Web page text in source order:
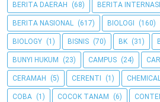
BERITA DAERAH (68) BERITA
BERITA NASIONAL (617) BIOLOGI (160)
BIOLOGY (1) BISNIS (70) BK (31)
BUNYI HUKUM (23) CAMPUS (24)
CERAMAH (5) CERENTI (1)
COBA (1) COCOK TANAM (6)